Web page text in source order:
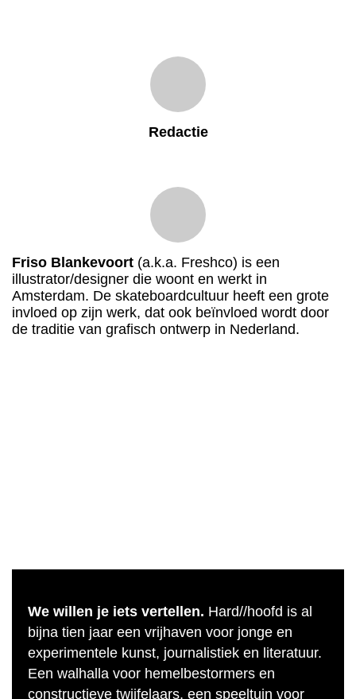
Redactie
Friso Blankevoort (a.k.a. Freshco) is een
illustrator/designer die woont en werkt in
Amsterdam. De skateboardcultuur heeft een grote
invloed op zijn werk, dat ook beïnvloed wordt door
de traditie van grafisch ontwerp in Nederland.
We willen je iets vertellen. Hard//hoofd is al
bijna tien jaar een vrijhaven voor jonge en
experimentele kunst, journalistiek en literatuur.
Een walhalla voor hemelbestormers en
constructieve twijfelaars, een speeltuin voor